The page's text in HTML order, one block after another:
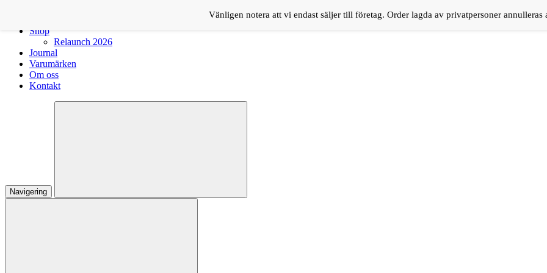
Shop
Relaunch 2026
Journal
Varumärken
Om oss
Kontakt
Navigering
Vänligen notera att vi endast säljer till företag. Order lagda av privatpersoner annulleras